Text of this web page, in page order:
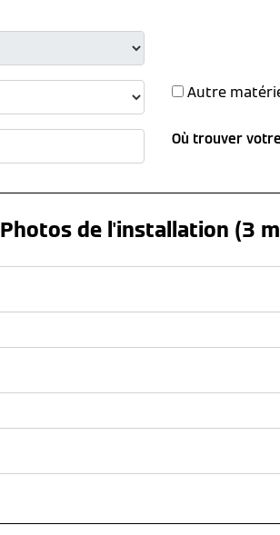
Autre
Où trouver
Photos de l'installation (3